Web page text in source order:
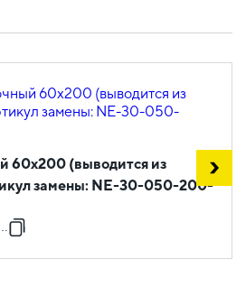
60х200 (выводится из
замены: NE-30-050-200-
3